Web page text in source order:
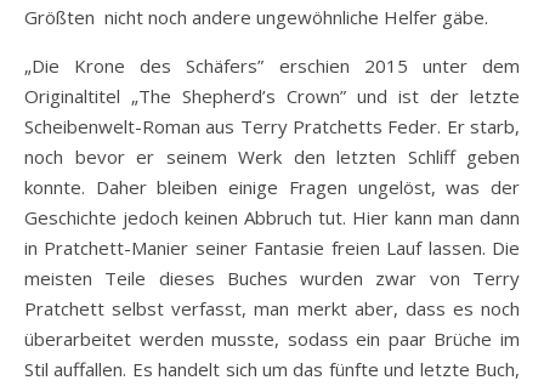
Größten nicht noch andere ungewöhnliche Helfer gäbe.
„Die Krone des Schäfers” erschien 2015 unter dem
Originaltitel „The Shepherd’s Crown” und ist der letzte
Scheibenwelt-Roman aus Terry Pratchetts Feder. Er starb,
noch bevor er seinem Werk den letzten Schliff geben
konnte. Daher bleiben einige Fragen ungelöst, was der
Geschichte jedoch keinen Abbruch tut. Hier kann man dann
in Pratchett-Manier seiner Fantasie freien Lauf lassen. Die
meisten Teile dieses Buches wurden zwar von Terry
Pratchett selbst verfasst, man merkt aber, dass es noch
überarbeitet werden musste, sodass ein paar Brüche im
Stil auffallen. Es handelt sich um das fünfte und letzte Buch,